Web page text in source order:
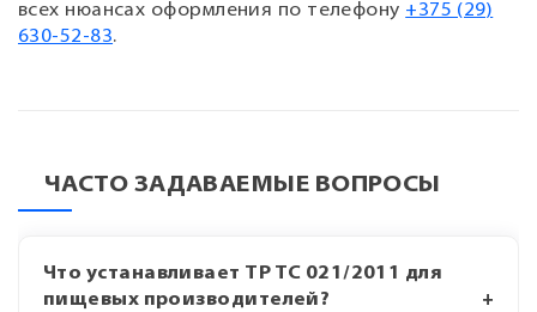
всех нюансах оформления по телефону +375 (29)
630-52-83.
ЧАСТО ЗАДАВАЕМЫЕ ВОПРОСЫ
Что устанавливает ТР ТС 021/2011 для
пищевых производителей?